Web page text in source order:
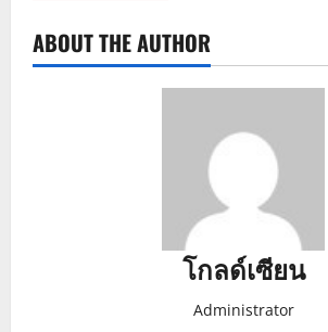
ABOUT THE AUTHOR
โกลด์เซียน
Administrator